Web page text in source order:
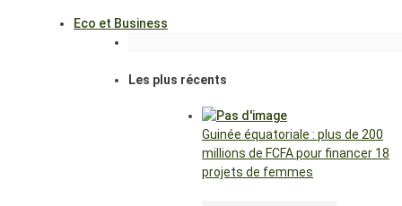
Eco et Business
Les plus récents
Guinée équatoriale : plus de 200
millions de FCFA pour financer 18
projets de femmes